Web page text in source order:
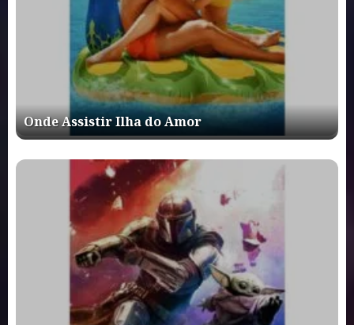
Onde Assistir Ilha do Amor